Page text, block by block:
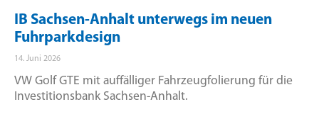
IB Sachsen-Anhalt unterwegs im neuen
Fuhrparkdesign
14. Juni 2026
VW Golf GTE mit auffälliger Fahrzeugfolierung für die
Investitionsbank Sachsen-Anhalt.